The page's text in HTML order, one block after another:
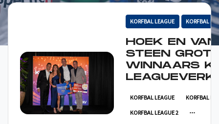
KORFBAL LEAGUE KORFBAL
HOEK EN VAN
STEEN
WINNAARS
KORFBAL LEAGUE KORFBAL
KORFBAL LEAGUE 2